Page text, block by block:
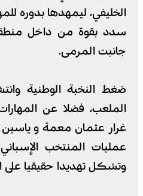
الخليفي، ليمهدها بدوره
سدد بقوة من داخل
جانبت المرمى.
ضغط النخبة الوطنية
الملعب، فضلا عن
غرار عثمان معمة و
عمليات المنتخب
وتشكل تهديدا حقيقيا على